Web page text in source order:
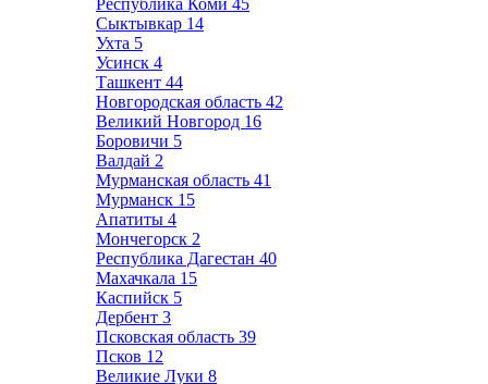
Республика Коми 45
Сыктывкар 14
Ухта 5
Усинск 4
Ташкент 44
Новгородская область 42
Великий Новгород 16
Боровичи 5
Валдай 2
Мурманская область 41
Мурманск 15
Апатиты 4
Мончегорск 2
Республика Дагестан 40
Махачкала 15
Каспийск 5
Дербент 3
Псковская область 39
Псков 12
Великие Луки 8